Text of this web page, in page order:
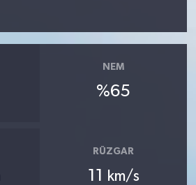
NEM
%65
RÜZGAR
11 km/s